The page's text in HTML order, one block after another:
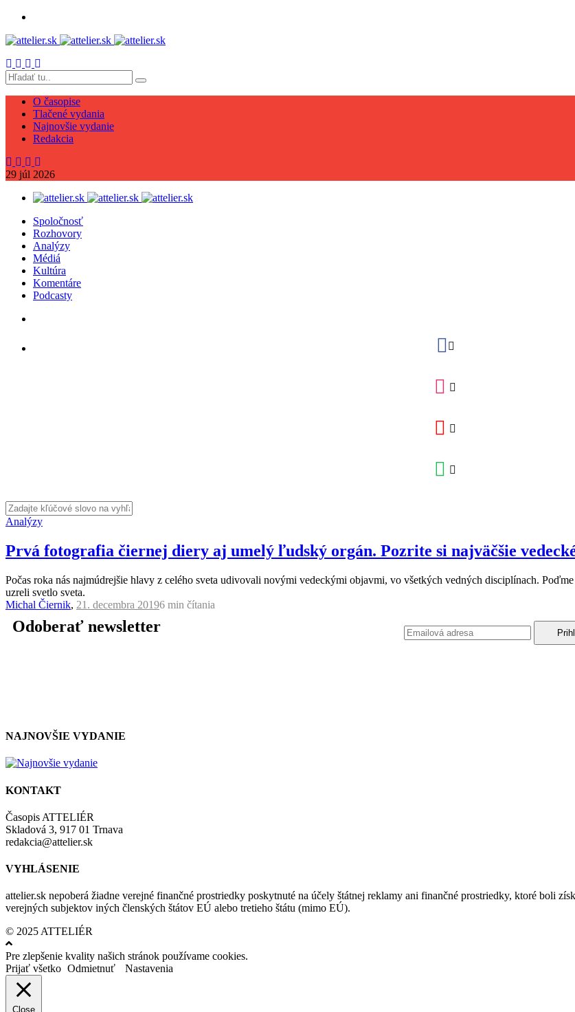
O časopise
Tlačené vydania
Najnovšie vydanie
Redakcia
29 júl 2026
Spoločnosť
Rozhovory
Analýzy
Médiá
Kultúra
Komentáre
Podcasty
Analýzy
Prvá fotografia čiernej diery aj umelý ľudský orgán. Pozrite si najväčšie
Počas roka nás najmúdrejšie hlavy z celého sveta udivovali novými vedeckými objavmi, vo všetkých vedných disciplínach.
uzreli svetlo sveta.
Michal Čiernik, 21. decembra 20196 min čítania
Odoberať newsletter
NAJNOVŠIE VYDANIE
KONTAKT
Časopis ATTELIÉR
Skladová 3, 917 01 Trnava
redakcia@attelier.sk
VYHLÁSENIE
attelier.sk nepoberá žiadne verejné finančné prostriedky poskytnuté na účely štátnej reklamy ani finančné prostriedky, ktoré boli
verejných subjektov iných členských štátov EÚ alebo tretieho štátu (mimo EÚ).
© 2025 ATTELIÉR
Pre zlepšenie kvality našich stránok používame cookies.
Prijať všetko Odmietnuť Nastavenia
Close